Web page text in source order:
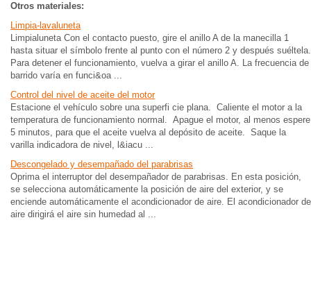
Otros materiales:
Limpia-lavaluneta
Limpialuneta Con el contacto puesto, gire el anillo A de la manecilla 1
hasta situar el símbolo frente al punto con el número 2 y después suéltela.
Para detener el funcionamiento, vuelva a girar el anillo A. La frecuencia de
barrido varía en funci&oa ...
Control del nivel de aceite del motor
Estacione el vehículo sobre una superfi cie plana. Caliente el motor a la
temperatura de funcionamiento normal. Apague el motor, al menos espere
5 minutos, para que el aceite vuelva al depósito de aceite. Saque la
varilla indicadora de nivel, l&iacu ...
Descongelado y desempañado del parabrisas
Oprima el interruptor del desempañador de parabrisas. En esta posición,
se selecciona automáticamente la posición de aire del exterior, y se
enciende automáticamente el acondicionador de aire. El acondicionador de
aire dirigirá el aire sin humedad al ...